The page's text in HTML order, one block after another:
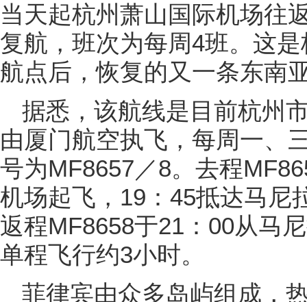
当天起杭州萧山国际机场往
复航，班次为每周4班。这
航点后，恢复的又一条东南
据悉，该航线是目前杭州
由厦门航空执飞，每周一、
号为MF8657／8。去程
机场起飞，19：45抵达马尼
返程MF8658于21：00从马
单程飞行约3小时。
菲律宾由众多岛屿组成，